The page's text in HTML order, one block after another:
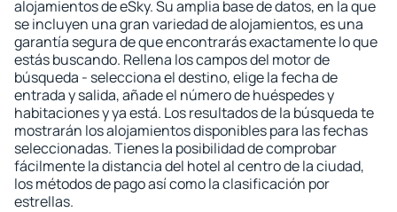
alojamientos de eSky. Su amplia base de datos, en la que
se incluyen una gran variedad de alojamientos, es una
garantía segura de que encontrarás exactamente lo que
estás buscando. Rellena los campos del motor de
búsqueda - selecciona el destino, elige la fecha de
entrada y salida, añade el número de huéspedes y
habitaciones y ya está. Los resultados de la búsqueda te
mostrarán los alojamientos disponibles para las fechas
seleccionadas. Tienes la posibilidad de comprobar
fácilmente la distancia del hotel al centro de la ciudad,
los métodos de pago así como la clasificación por
estrellas.